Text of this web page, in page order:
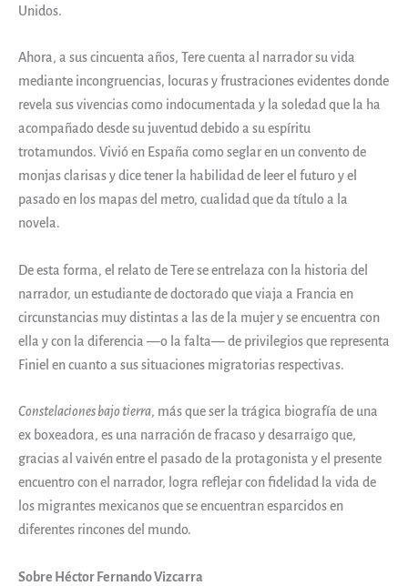
Unidos.
Ahora, a sus cincuenta años, Tere cuenta al narrador su vida
mediante incongruencias, locuras y frustraciones evidentes donde
revela sus vivencias como indocumentada y la soledad que la ha
acompañado desde su juventud debido a su espíritu
trotamundos. Vivió en España como seglar en un convento de
monjas clarisas y dice tener la habilidad de leer el futuro y el
pasado en los mapas del metro, cualidad que da título a la
novela.
De esta forma, el relato de Tere se entrelaza con la historia del
narrador, un estudiante de doctorado que viaja a Francia en
circunstancias muy distintas a las de la mujer y se encuentra con
ella y con la diferencia —o la falta— de privilegios que representa
Finiel en cuanto a sus situaciones migratorias respectivas.
Constelaciones bajo tierra, más que ser la trágica biografía de una
ex boxeadora, es una narración de fracaso y desarraigo que,
gracias al vaivén entre el pasado de la protagonista y el presente
encuentro con el narrador, logra reflejar con fidelidad la vida de
los migrantes mexicanos que se encuentran esparcidos en
diferentes rincones del mundo.
Sobre Héctor Fernando Vizcarra